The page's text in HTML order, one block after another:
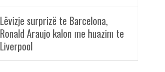
Lëvizje surprizë te Barcelona,
Ronald Araujo kalon me huazim te
Liverpool